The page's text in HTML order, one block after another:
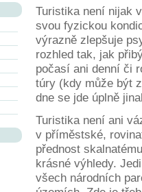
Turistika není nijak
svou fyzickou
výrazně zlepšuje
rozhled tak, jak
počasí ani denní či
túry (kdy může být
dne se jde úplně
Turistika není ani
v příměstské,
přednost
krásné výhledy.
všech národních